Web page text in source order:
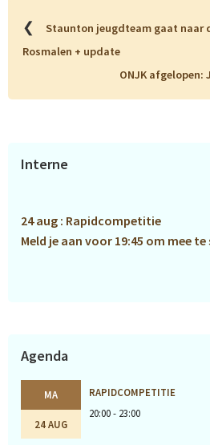
❮
Staunton jeugdteam gaat naar
Rosmalen + update
ONJK afgelopen:
Primaire
Interne
24 aug : Rapidcompetitie
Meld je aan voor 19:45 om mee te
Agenda
MA
24 AUG
RAPIDCOMPETITIE
20:00 - 23:00